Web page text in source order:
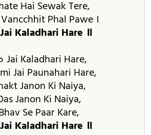
Hai Sewak Tere,
Phal Pawe ।
Kaladhari Hare ॥
Kaladhari Hare,
Jai Paunahari Hare,
Janon Ki Naiya,
Janon Ki Naiya,
Se Paar Kare,
Kaladhari Hare ॥